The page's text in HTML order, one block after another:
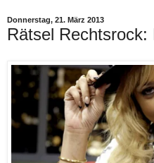
Donnerstag, 21. März 2013
Rätsel